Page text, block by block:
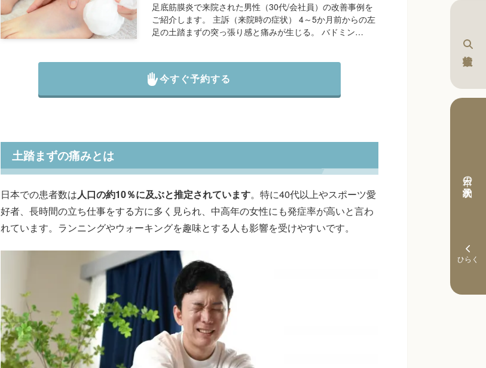
本日の予約状況
足底筋膜炎で来院された男性（30代/会社員）の改善事例を
ご紹介します。 主訴（来院時の症状） 4～5か月前からの左
足の土踏まずの突っ張り感と痛みが生じる。 バドミン…
今すぐ予約する
土踏まずの痛みとは
日本での患者数は人口の約10％に及ぶと推定されています。特に40代以上やスポーツ愛
好者、長時間の立ち仕事をする方に多く見られ、中高年の女性にも発症率が高いと言わ
れています。ランニングやウォーキングを趣味とする人も影響を受けやすいです。